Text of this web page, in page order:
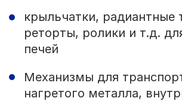
крыльчатки, радиантные
реторты, ролики и т.д.
печей
Механизмы для
нагретого металла,